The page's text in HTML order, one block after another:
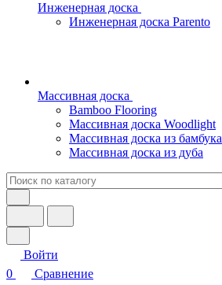
Инженерная доска
Инженерная доска Parento
Массивная доска
Bamboo Flooring
Массивная доска Woodlight
Массивная доска из бамбука
Массивная доска из дуба
Войти
0
Сравнение